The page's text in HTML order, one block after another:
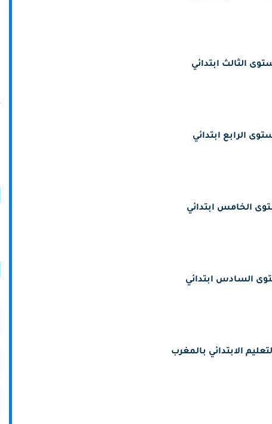
الثالث ابتدائي
الرابع ابتدائي
الخامس ابتدائي
السادس ابتدائي
الابتدائي بالمغرب